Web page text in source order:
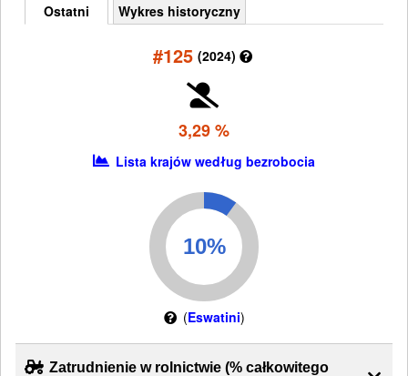
Ostatni Wykres historyczny
#125 (2024)
3,29 %
Lista krajów według bezrobocia
(Eswatini)
Zatrudnienie w rolnictwie (% całkowitego